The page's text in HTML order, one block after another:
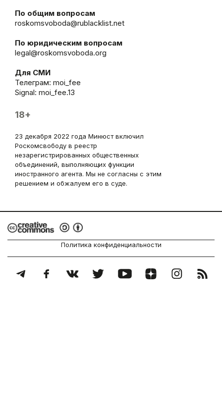
По общим вопросам
roskomsvoboda@rublacklist.net
По юридическим вопросам
legal@roskomsvoboda.org
Для СМИ
Телеграм: moi_fee
Signal: moi_fee.13
18+
23 декабря 2022 года Минюст включил
Роскомсвободу в реестр
незарегистрированных общественных
объединений, выполняющих функции
иностранного агента. Мы не согласны с этим
решением и обжалуем его в суде.
Политика конфиденциальности